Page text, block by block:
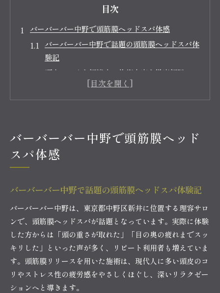
目次
バーバーバー中野で頭筋膜ヘッドスパ体感
バーバーバー中野で話題の頭筋膜ヘッドスパ体
験記
頭皮のコリを解消する施術内容を徹底解説
頭筋膜リリースの効果一覧と特徴まとめ
初めての方も安心なバーバーバー中野の魅力
東京都中野区新井で癒される極上ヘッドスパ
東京都中野区新井で極上ヘッドスパを味わう
癒しを求めるならバーバーバー中野の施術へ
リラクゼーション効果を高めるポイント解説
仕事帰りにおすすめな癒しの時間の過ごし方
抜け毛対策ならバーバーバー中野の施術へ
抜け毛予防を目指す方にバーバーバー中野が選
ばれる理由
ヘッドスパで頭皮環境を整える方法とは
バーバーバー中野施術前後の変化を比較表で紹
バーバーバー中野で頭筋膜ヘッド
スパ体感
バーバーバー中野で話題の頭筋膜ヘッドスパ体験記
バーバーバー中野は、東京都中野区新井に位置する理容サロ
ンで、頭筋膜ヘッドスパが話題となっています。実際に体験
した方からは「頭の重さが取れた」「目の奥の疲れまでスッ
キリした」といった声が多く、リピート利用者も増えていま
す。頭筋膜リリースを用いた施術は、現代人に多い頭皮のコ
リやストレス性の疲労感をやさしくほぐし、深いリラクゼー
ションへと導きます。